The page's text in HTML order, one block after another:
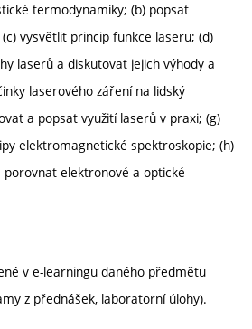
termodynamiky; (b) popsat
vysvětlit princip funkce laseru; (d)
laserů a diskutovat jejich výhody a
laserového záření na lidský
a popsat využití laserů v praxi; (g)
elektromagnetické spektroskopie; (h)
elektronové a optické
v e-learningu daného předmětu
z přednášek, laboratorní úlohy).